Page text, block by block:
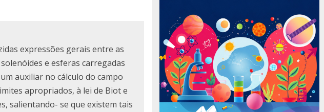
expressões gerais entre as
e esferas carregadas
auxiliar no cálculo do campo
apropriados, à lei de Biot e
salientando- se que existem tais